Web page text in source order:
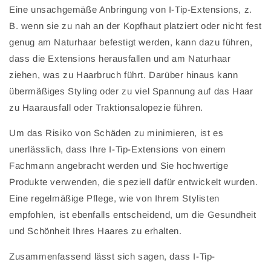
Eine unsachgemäße Anbringung von I-Tip-Extensions, z.
B. wenn sie zu nah an der Kopfhaut platziert oder nicht fest
genug am Naturhaar befestigt werden, kann dazu führen,
dass die Extensions herausfallen und am Naturhaar
ziehen, was zu Haarbruch führt. Darüber hinaus kann
übermäßiges Styling oder zu viel Spannung auf das Haar
zu Haarausfall oder Traktionsalopezie führen.
Um das Risiko von Schäden zu minimieren, ist es
unerlässlich, dass Ihre I-Tip-Extensions von einem
Fachmann angebracht werden und Sie hochwertige
Produkte verwenden, die speziell dafür entwickelt wurden.
Eine regelmäßige Pflege, wie von Ihrem Stylisten
empfohlen, ist ebenfalls entscheidend, um die Gesundheit
und Schönheit Ihres Haares zu erhalten.
Zusammenfassend lässt sich sagen, dass I-Tip-